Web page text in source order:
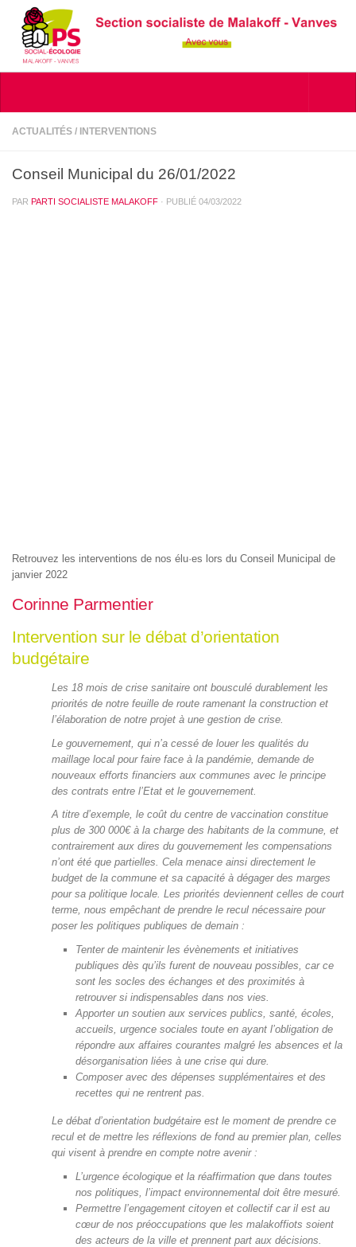
Skip to content
ACTUALITÉS / INTERVENTIONS
Conseil Municipal du 26/01/2022
PAR PARTI SOCIALISTE MALAKOFF · PUBLIÉ 04/03/2022
Retrouvez les interventions de nos élu·es lors du Conseil Municipal de
janvier 2022
Corinne Parmentier
Intervention sur le débat d’orientation
budgétaire
Les 18 mois de crise sanitaire ont bousculé durablement les
priorités de notre feuille de route ramenant la construction et
l’élaboration de notre projet à une gestion de crise.
Le gouvernement, qui n’a cessé de louer les qualités du
maillage local pour faire face à la pandémie, demande de
nouveaux efforts financiers aux communes avec le principe
des contrats entre l’Etat et le gouvernement.
A titre d’exemple, le coût du centre de vaccination constitue
plus de 300 000€ à la charge des habitants de la commune, et
contrairement aux dires du gouvernement les compensations
n’ont été que partielles. Cela menace ainsi directement le
budget de la commune et sa capacité à dégager des marges
pour sa politique locale. Les priorités deviennent celles de court
terme, nous empêchant de prendre le recul nécessaire pour
poser les politiques publiques de demain :
Tenter de maintenir les évènements et initiatives
publiques dès qu’ils furent de nouveau possibles, car ce
sont les socles des échanges et des proximités à
retrouver si indispensables dans nos vies.
Apporter un soutien aux services publics, santé, écoles,
accueils, urgence sociales toute en ayant l’obligation de
répondre aux affaires courantes malgré les absences et la
désorganisation liées à une crise qui dure.
Composer avec des dépenses supplémentaires et des
recettes qui ne rentrent pas.
Le débat d’orientation budgétaire est le moment de prendre ce
recul et de mettre les réflexions de fond au premier plan, celles
qui visent à prendre en compte notre avenir :
L’urgence écologique et la réaffirmation que dans toutes
nos politiques, l’impact environnemental doit être mesuré.
Permettre l’engagement citoyen et collectif car il est au
cœur de nos préoccupations que les malakoffiots soient
des acteurs de la ville et prennent part aux décisions.